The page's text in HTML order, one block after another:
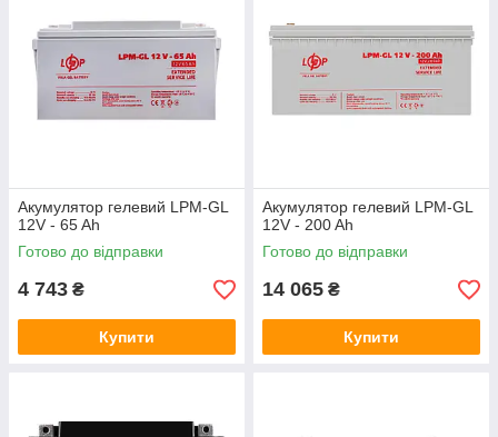
Акумулятор гелевий LPM-GL
12V - 65 Ah
Готово до відправки
4 743 ₴
Купити
Акумулятор гелевий LPM-GL
12V - 200 Ah
Готово до відправки
14 065 ₴
Купити